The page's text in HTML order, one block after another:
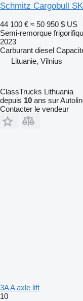
Schmitz Cargobull
44 100 € ≈ 50 950 $ US
Semi-remorque
2023
Carburant diesel
Lituanie, Vilnius
ClassTrucks Lithuania
depuis 10 ans sur
Contacter le vendeur
3A A axle lift
10